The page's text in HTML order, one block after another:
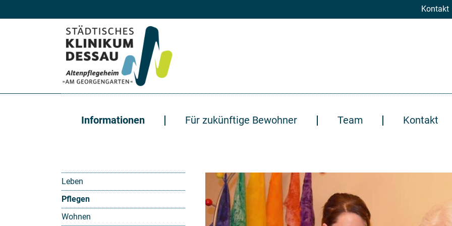
Kontakt
Informationen Für zukünftige Bewohner Team Kontakt
Leben
Pflegen
Wohnen